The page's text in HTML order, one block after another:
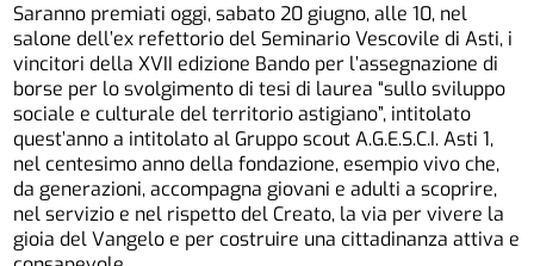
Saranno premiati oggi, sabato 20 giugno, alle 10, nel
salone dell’ex refettorio del Seminario Vescovile di Asti, i
vincitori della XVII edizione Bando per l’assegnazione di
borse per lo svolgimento di tesi di laurea “sullo sviluppo
sociale e culturale del territorio astigiano”, intitolato
quest’anno a intitolato al Gruppo scout A.G.E.S.C.I. Asti 1,
nel centesimo anno della fondazione, esempio vivo che,
da generazioni, accompagna giovani e adulti a scoprire,
nel servizio e nel rispetto del Creato, la via per vivere la
gioia del Vangelo e per costruire una cittadinanza attiva e